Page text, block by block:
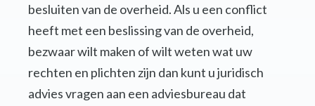
besluiten van de overheid. Als u een conflict
heeft met een beslissing van de overheid,
bezwaar wilt maken of wilt weten wat uw
rechten en plichten zijn dan kunt u juridisch
advies vragen aan een adviesbureau dat